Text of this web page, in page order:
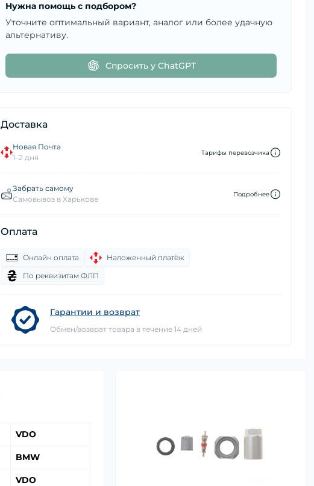
Нужна помощь с подбором?
Уточните оптимальный вариант, аналог или более удачную
альтернативу.
Спросить у ChatGPT
Доставка
Новая Почта
1–2 дня
Тарифы перевозчика
Забрать самому
Самовывоз в Харькове
Подробнее
Оплата
Онлайн оплата
Наложенный платёж
По реквизитам ФЛП
Гарантии и возврат
Обмен/возврат товара в течение 14 дней
VDO
BMW
VDO